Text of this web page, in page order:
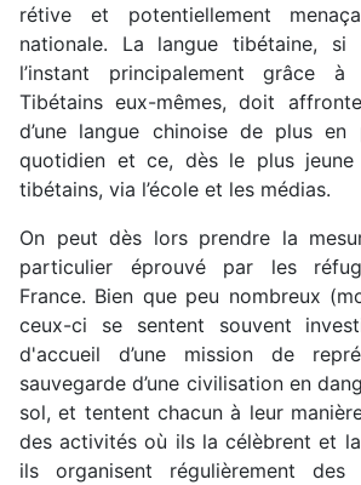
rétive et potentiellement
nationale. La langue tibétaine,
l’instant principalement grâce
Tibétains eux-mêmes, doit
d’une langue chinoise de plus en
quotidien et ce, dès le plus
tibétains, via l’école et les médias.
On peut dès lors prendre la
particulier éprouvé par les
France. Bien que peu nombreux
ceux-ci se sentent souvent
d'accueil d’une mission de
sauvegarde d’une civilisation en
sol, et tentent chacun à leur
des activités où ils la célèbrent et
ils organisent régulièrement